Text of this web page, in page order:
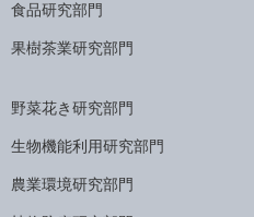
食品研究部門
果樹茶業研究部門
野菜花き研究部門
生物機能利用研究部門
農業環境研究部門